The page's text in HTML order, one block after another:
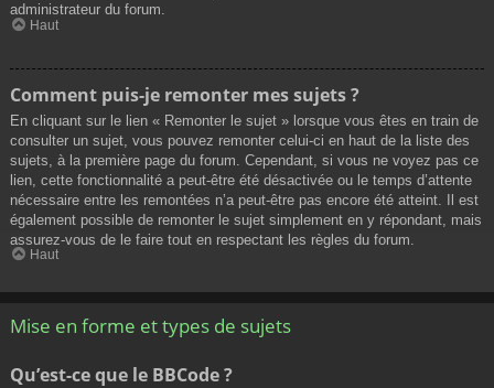
administrateur du forum.
Haut
Comment puis-je remonter mes sujets ?
En cliquant sur le lien « Remonter le sujet » lorsque vous êtes en train de
consulter un sujet, vous pouvez remonter celui-ci en haut de la liste des
sujets, à la première page du forum. Cependant, si vous ne voyez pas ce
lien, cette fonctionnalité a peut-être été désactivée ou le temps d’attente
nécessaire entre les remontées n’a peut-être pas encore été atteint. Il est
également possible de remonter le sujet simplement en y répondant, mais
assurez-vous de le faire tout en respectant les règles du forum.
Haut
Mise en forme et types de sujets
Qu’est-ce que le BBCode ?